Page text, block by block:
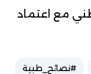
مع اعتماد
#نصائح_طبية